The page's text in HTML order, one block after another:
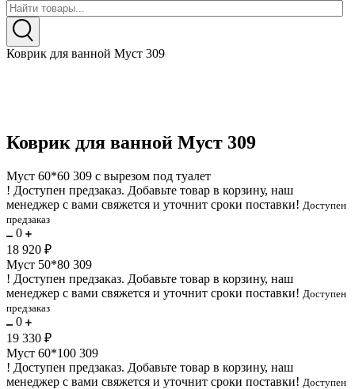
Коврик для ванной Муст 309
Коврик для ванной Муст 309
Муст 60*60 309 с вырезом под туалет
! Доступен предзаказ. Добавьте товар в корзину, наш
менеджер с вами свяжется и уточнит сроки поставки! Доступен
предзаказ
0
18 920 ₽
Муст 50*80 309
! Доступен предзаказ. Добавьте товар в корзину, наш
менеджер с вами свяжется и уточнит сроки поставки! Доступен
предзаказ
0
19 330 ₽
Муст 60*100 309
! Доступен предзаказ. Добавьте товар в корзину, наш
менеджер с вами свяжется и уточнит сроки поставки! Доступен